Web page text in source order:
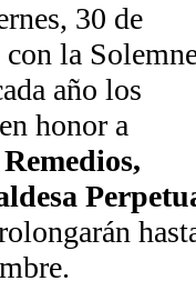
30 de
la
año los
honor a